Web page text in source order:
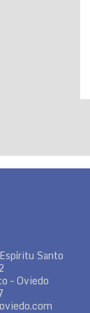
Santo
– Oviedo